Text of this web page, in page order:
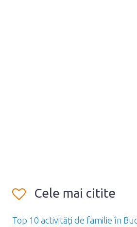
Cele mai citite
Top 10 activități de familie în